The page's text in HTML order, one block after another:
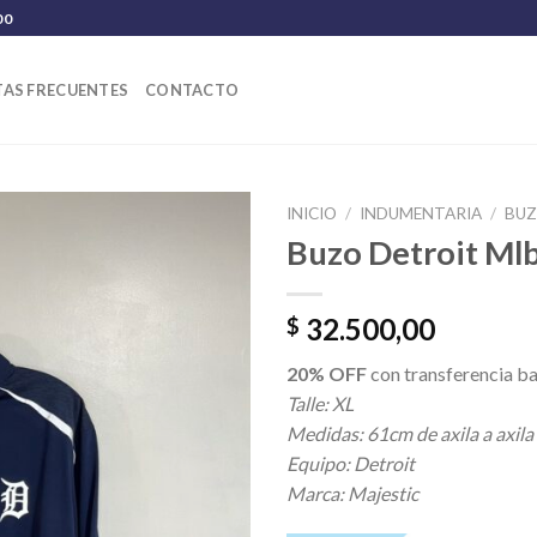
FRECUENTES CONTACTO
INICIO / INDUMENTARIA /
Buzo Detroit
$ 32.500,00
20% OFFcon transferencia
Talle: XL
Medidas: 61cm de axila a
Equipo: Detroit
Marca: Majestic